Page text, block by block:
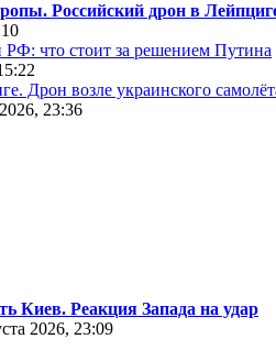
Российский дрон в
что стоит за решением Путина
Дрон возле украинского
23:36
Киев. Реакция Запада на удар
2026, 23:09